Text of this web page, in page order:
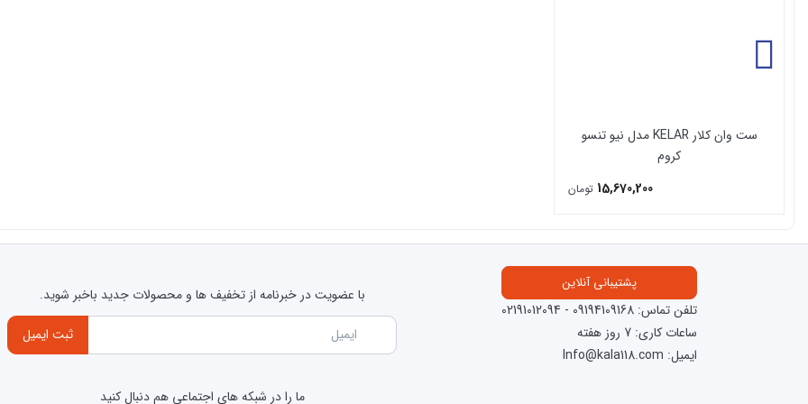
پشتیبانی آنلاین در سایت کالا118
امکان ثبت سفارش در واتس آپ با شماره
شیرآلات توکار
شرکت تولیدی و صنعتی کلار تولیدکننده‌ ی ست وان 3 تکه کلار مدل نیو تنسو با کیفیت بالا و مطابق با استانداردهای روز اروپا
ست شامل (اهرم آب سرد و گرم و دایورتور , وان
مقاومت بالایی دارد بنابراین استفاده از مواد اولیه مناسب موجب گردیده که پولیش شیرآلات بسیار با کیفیت بوده و در نتیجه کیفیت آبکاری و پوشش آن بسیار
ست وان کلار KELAR مدل نیو تنسو
کروم
15,670,200 تومان
با عضویت در خبرنامه از تخفیف ها و محصولات جدید باخبر شوید.
ثبت ایمیل
پشتیبانی آنلاین
تلفن تماس: 09194109168
-
02191012094
ساعات کاری: 7 روز هفته
ایمیل: Info@kala118.com
ما را در شبکه های اجتماعی هم دنبال کنید